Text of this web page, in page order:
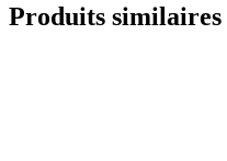
Produits similaires